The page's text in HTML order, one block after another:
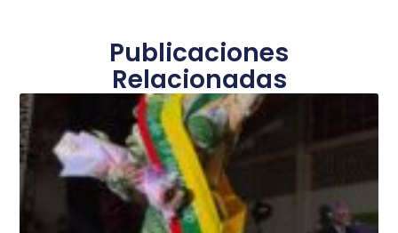
Publicaciones
Relacionadas